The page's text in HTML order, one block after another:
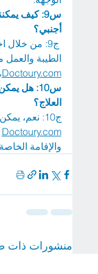
س9: كيف
أجنبي؟
ج9: من خلال
الطيبة
Doctoury.com
س10: هل
العلاج؟
ج10: نعم، يمكن لأفراد العائلة مرافقتك، ويمكن
Doctoury.com
والإقامة
منشورات ذات